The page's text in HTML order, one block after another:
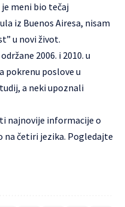
meni bio tečaj
iz Buenos Airesa, nisam
u novi život.
2006. i 2010. u
pokrenu poslove u
a neki upoznali
najnovije informacije o
na četiri jezika. Pogledajte